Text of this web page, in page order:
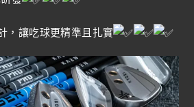
，讓吃球更精準且扎實